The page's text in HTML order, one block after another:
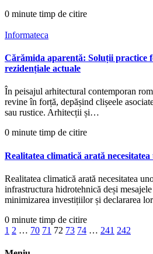
0 minute timp de citire
Informateca
Cărămida aparentă: Soluții practice
rezidențiale actuale
În peisajul arhitectural contemporan
revine în forță, depășind clișeele
sau rustice. Arhitecții și…
0 minute timp de citire
Realitatea climatică arată
Realitatea climatică arată necesitatea
infrastructura hidrotehnică deși
minimizarea investițiilor și declararea
0 minute timp de citire
1 2 … 70 71 72 73 74 … 241 242